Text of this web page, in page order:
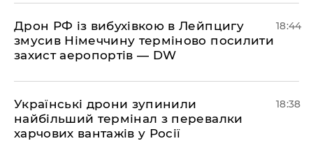
​Дрон РФ із вибухівкою в Лейпцигу
змусив Німеччину терміново посилити
захист аеропортів — DW
18:44
​Українські дрони зупинили
найбільший термінал з перевалки
харчових вантажів у Росії
18:38